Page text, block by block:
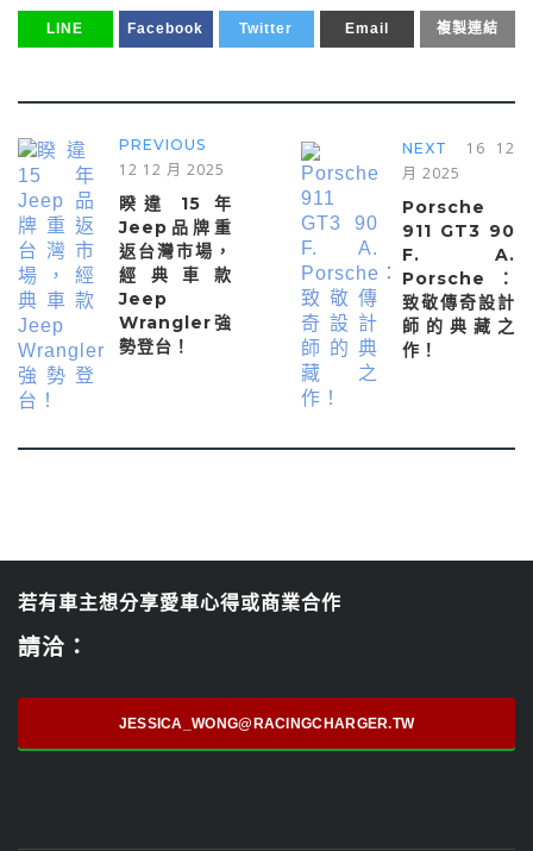
LINE Facebook Twitter Email 複製連結
PREVIOUS
12 12 月 2025
睽違 15 年
Jeep品牌重
返台灣市場，
經典車款
Jeep
Wrangler強
勢登台！
NEXT
16 12
月 2025
Porsche
911 GT3 90
F. A.
Porsche：
致敬傳奇設計
師的典藏之
作！
若有車主想分享愛車心得或商業合作
請洽：
JESSICA_WONG@RACINGCHARGER.TW